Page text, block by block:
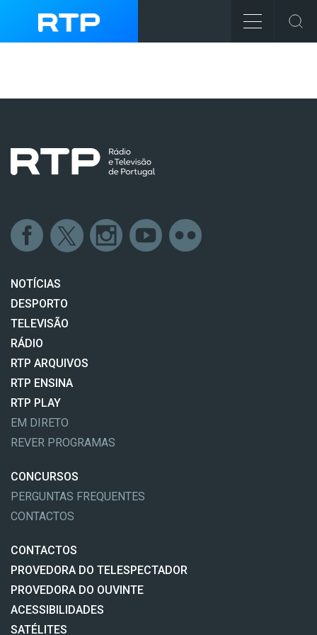
NOTÍCIAS
DESPORTO
TELEVISÃO
RÁDIO
RTP ARQUIVOS
RTP ENSINA
RTP PLAY
EM DIRETO
REVER PROGRAMAS
CONCURSOS
PERGUNTAS FREQUENTES
CONTACTOS
CONTACTOS
PROVEDORA DO TELESPECTADOR
PROVEDORA DO OUVINTE
ACESSIBILIDADES
SATÉLITES